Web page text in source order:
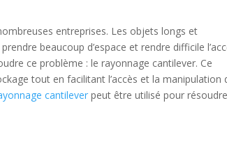
entreprises. Les objets longs et
beaucoup d’espace et rendre difficile
ce problème : le rayonnage cantilever. Ce
tout en facilitant l’accès et la manipulation
cantilever peut être utilisé pour